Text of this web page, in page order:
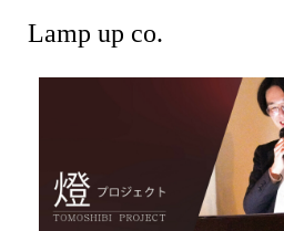
Lamp up co.